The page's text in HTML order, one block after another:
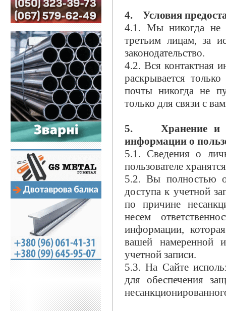
4. Условия
4.1. Мы никогда не
третьим лицам, за
законодательство.
4.2. Вся контактная
раскрывается
почты никогда не
только для связи с
5. Хранение и
информации о
5.1. Сведения о
пользователе
5.2. Вы полностью
доступа к учетной
по причине
несем
информации,
вашей намеренной
учетной записи.
5.3. На Сайте
для обеспечения